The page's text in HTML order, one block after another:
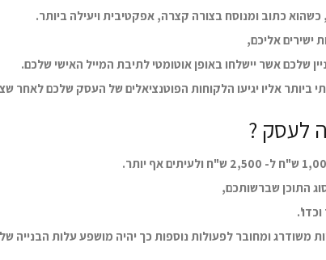
כשהוא כתוב ומנוסח בצורה קצרה, אפקטיבית ויעילה ביותר.
ישירים אליכם,
שלכם אשר יישלחו באופן אוטומטי לתיבת המייל האישי שלכם.
ביותר אליו יגיעו הלקוחות הפוטנציאלים של העסק שלכם
לעסק ?
התוכן שברשותכם,
משודרג ומחובר לפעולות נוספות כך יהיה מושפע עלות הבנייה